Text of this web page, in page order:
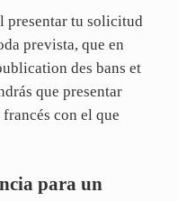
presentar tu solicitud
prevista, que en
des bans et
que presentar
con el que
para un